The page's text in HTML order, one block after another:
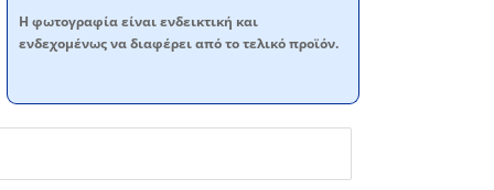
Η φωτογραφία είναι ενδεικτική και
ενδεχομένως να διαφέρει από το τελικό προϊόν.